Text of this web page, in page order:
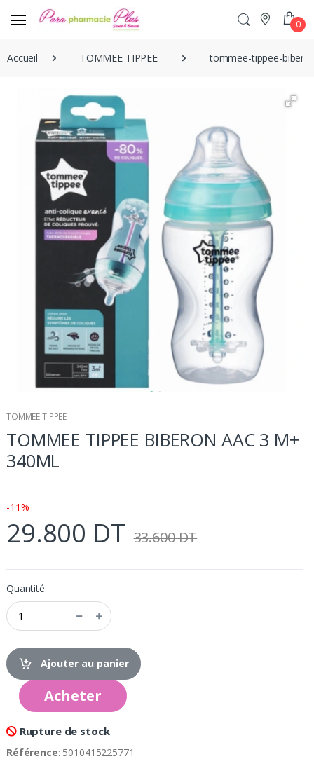
0
Accueil TOMMEE TIPPEE tommee-tippee-
TOMMEE TIPPEE
TOMMEE TIPPEE BIBERON AAC 3 M+
340ML
-11%
29.800 DT 33.600 DT
Quantité
Ajouter au panier
Acheter
Rupture de stock
Référence: 5010415225771